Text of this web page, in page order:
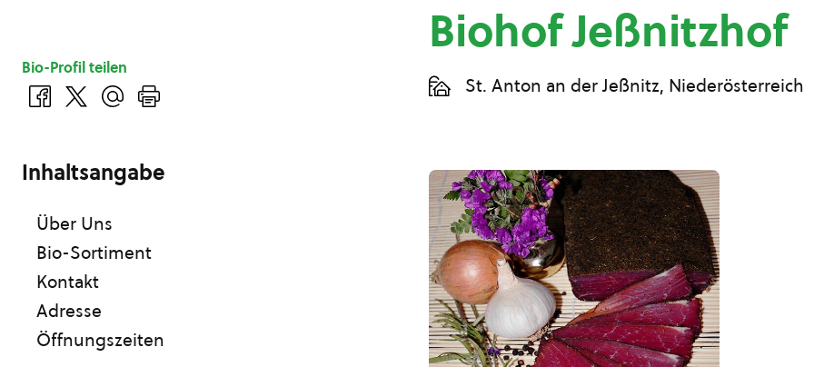
Biohof Jeßnitzhof
St. Anton an der Jeßnitz, Niederösterreich
Bio-Profil teilen
Inhaltsangabe
Über Uns
Bio-Sortiment
Kontakt
Adresse
Öffnungszeiten